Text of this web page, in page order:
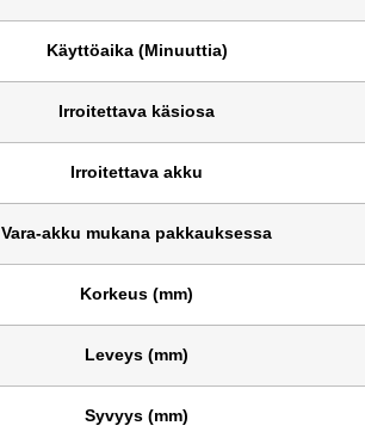
Käyttöaika (Minuuttia)
Irroitettava käsiosa
Irroitettava akku
Vara-akku mukana pakkauksessa
Korkeus (mm)
Leveys (mm)
Syvyys (mm)